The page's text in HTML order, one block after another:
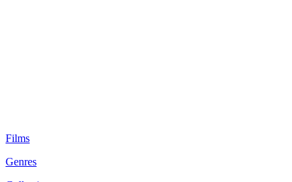
Films
Genres